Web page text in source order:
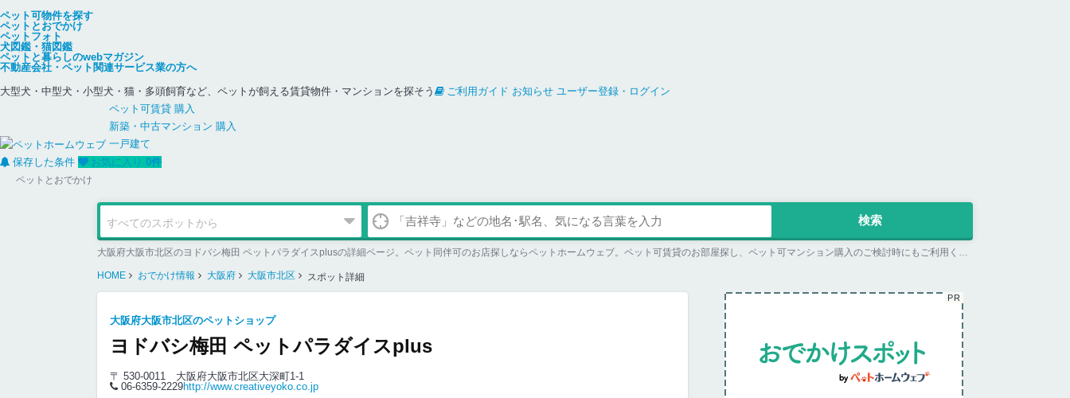
ペット可物件を探す
ペットとおでかけ
ペットフォト
犬図鑑・猫図鑑
ペットと暮らしのwebマガジン
不動産会社・ペット関連サービス業の方へ
大型犬・中型犬・小型犬・猫・多頭飼育など、ペットが飼える賃貸物件・マンションを探そう
ご利用ガイド お知らせ ユーザー登録・ログイン
ペット可賃貸 購入
新築・中古マンション 購入
一戸建て
保存した条件
お気に入り 0件
ペットとおでかけ
HOME おでかけ情報 大阪府 大阪市北区 スポット詳細
大阪府大阪市北区のペットショップ
ヨドバシ梅田 ペットパラダイスplus
〒 530-0011
大阪府大阪市北区大深町1-1
06-6359-2229http://www.creativeyoko.co.jp